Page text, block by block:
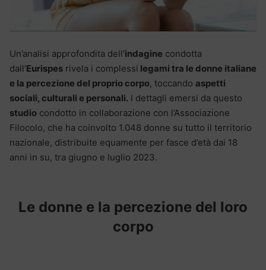
Un’analisi approfondita dell’indagine condotta
dall’Eurispes rivela i complessi legami tra le donne italiane
e la percezione del proprio corpo, toccando aspetti
sociali, culturali e personali. I dettagli emersi da questo
studio condotto in collaborazione con l’Associazione
Filocolo, che ha coinvolto 1.048 donne su tutto il territorio
nazionale, distribuite equamente per fasce d’età dai 18
anni in su, tra giugno e luglio 2023.
Le donne e la percezione del loro
corpo